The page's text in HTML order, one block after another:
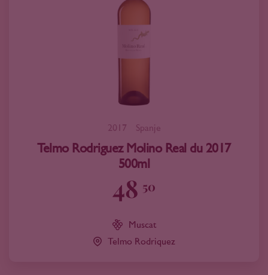
2017 Spanje
Telmo Rodriguez Molino Real du 2017
500ml
48 50
Muscat
Telmo Rodriquez